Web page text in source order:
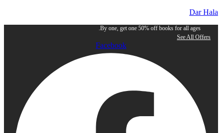
Dar Hala
By one, get one 50% off books for all ages.
See All Offers
Facebook